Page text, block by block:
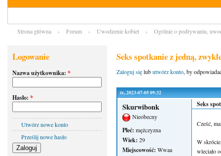
Strona główna › Forum › Uwodzenie kobiet › Ogólnie o podrywaniu,
Logowanie
Nazwa użytkownika: *
Hasło: *
Utwórz nowe konto
Prześlij nowe hasło
Seks spotkanie z jedną,
Zaloguj sięlubutwórz konto, by
śr., 2023-07-05 09:32
Skurwibonk
Nieobecny
Płeć: mężczyzna
Wiek: 29
Miejscowość: Wwaa
Seks
Cześć,
W
wleciało